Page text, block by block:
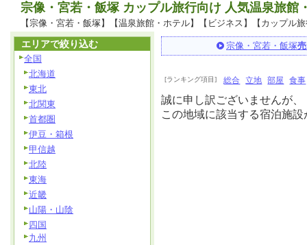
宗像・宮若・飯塚 カップル旅行向け 人気温泉旅
【宗像・宮若・飯塚】【温泉旅館・ホテル】【ビジネス】【カップル
宗像・宮若・飯塚
[ランキング項目] 総合 立地 部屋 食事
誠に申し訳ございませんが、
この地域に該当する宿泊施
エリアで絞り込む
全国
北海道
東北
北関東
首都圏
伊豆・箱根
甲信越
北陸
東海
近畿
山陽・山陰
四国
九州